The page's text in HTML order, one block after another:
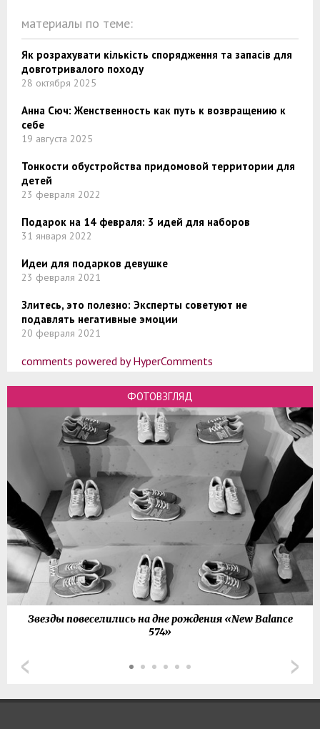
материалы по теме:
Як розрахувати кількість спорядження та запасів для
довготривалого походу
28 октября 2025
Анна Сюч: Женственность как путь к возвращению к
себе
19 августа 2025
Тонкости обустройства придомовой территории для
детей
23 февраля 2022
Подарок на 14 февраля: 3 идей для наборов
31 января 2022
Идеи для подарков девушке
23 февраля 2021
Злитесь, это полезно: Эксперты советуют не
подавлять негативные эмоции
20 февраля 2021
comments powered by HyperComments
ФОТОВЗГЛЯД
Звезды повеселились на дне рождения «New Balance
574»